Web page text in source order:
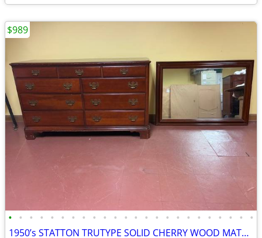
• • • • • • • • • • • • • • • • • • • • • • • •
1950’s STATTON TRUTYPE SOLID CHERRY WOOD MATCHING SET- DRESSER MIRROR
$989